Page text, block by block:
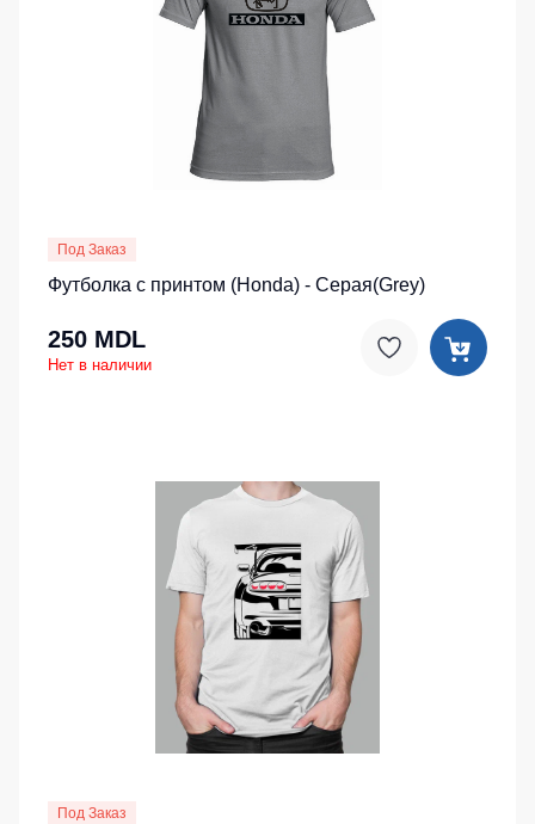
Под Заказ
Футболка с принтом (Honda) - Серая(Grey)
250 MDL
Нет в наличии
Под Заказ